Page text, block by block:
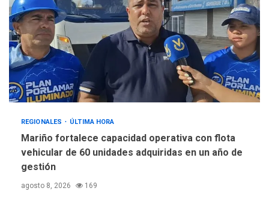
REGIONALES ÚLTIMA HORA
Mariño fortalece capacidad operativa con flota
vehicular de 60 unidades adquiridas en un año de
gestión
agosto 8, 2026 169